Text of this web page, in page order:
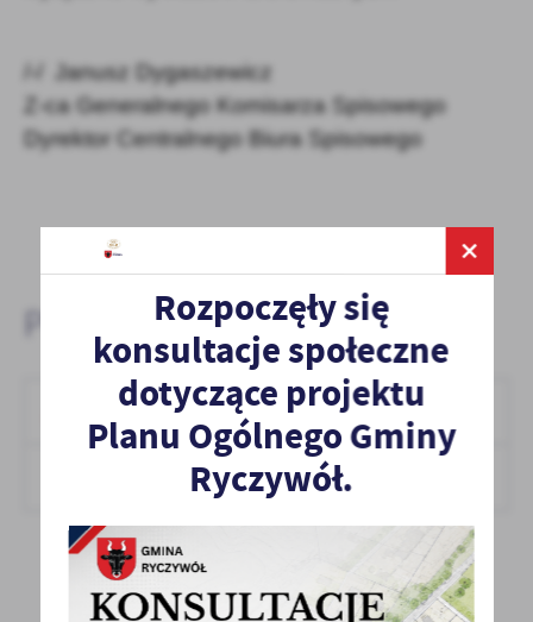
/-/ Janusz Dygaszewicz
Z-ca Generalnego Komisarza Spisowego
Dyrektor Centralnego Biura Spisowego
Pliki do pobrania:
Zasady realizacji spisu metodą CAPI
34.42 KB
Rozpoczęły się
konsultacje społeczne
dotyczące projektu
Planu Ogólnego Gminy
Ryczywół.